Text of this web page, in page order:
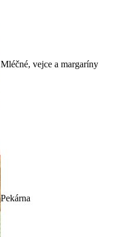
Mléčné, vejce a margaríny
Pekárna